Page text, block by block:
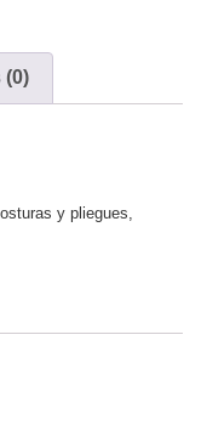
(0)
y pliegues,